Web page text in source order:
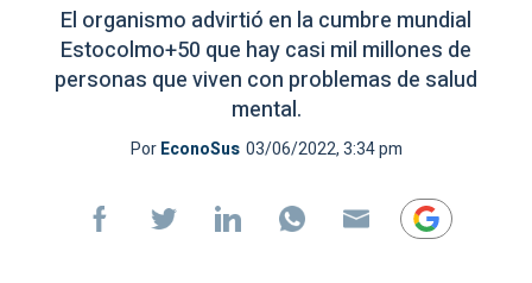
El organismo advirtió en la cumbre mundial
Estocolmo+50 que hay casi mil millones de
personas que viven con problemas de salud
mental.
PorEconoSus 03/06/2022, 3:34 pm